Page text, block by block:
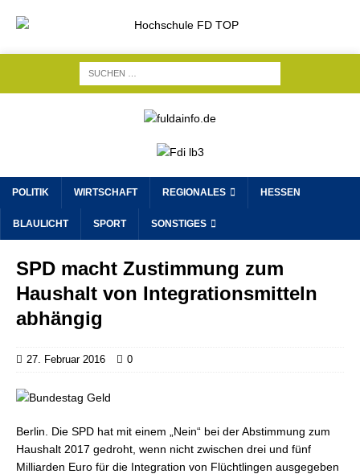
POLITIK WIRTSCHAFT REGIONALES HESSEN
BLAULICHT SPORT SONSTIGES
SPD macht Zustimmung zum
Haushalt von Integrationsmitteln
abhängig
27. Februar 2016 0
Berlin. Die SPD hat mit einem „Nein“ bei der Abstimmung zum
Haushalt 2017 gedroht, wenn nicht zwischen drei und fünf
Milliarden Euro für die Integration von Flüchtlingen ausgegeben